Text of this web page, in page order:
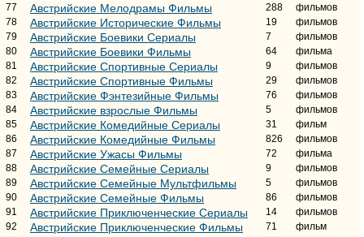
77
Австрийские Мелодрамы Фильмы 288
фильмов
78
Австрийские Исторические Фильмы 19
фильмов
79
Австрийские Боевики Сериалы 7
фильмов
80
Австрийские Боевики Фильмы 64
фильма
81
Австрийские Спортивные Сериалы 9
фильмов
82
Австрийские Спортивные Фильмы 29
фильмов
83
Австрийские Фэнтезийные Фильмы 76
фильмов
84
Австрийские взрослые Фильмы 5
фильмов
85
Австрийские Комедийные Сериалы 31
фильм
86
Австрийские Комедийные Фильмы 826
фильмов
87
Австрийские Ужасы Фильмы 72
фильма
88
Австрийские Семейные Сериалы 9
фильмов
89
Австрийские Семейные Мультфильмы 5
фильмов
90
Австрийские Семейные Фильмы 86
фильмов
91
Австрийские Приключенческие Сериалы 14
фильмов
92
Австрийские Приключенческие Фильмы 71
фильм